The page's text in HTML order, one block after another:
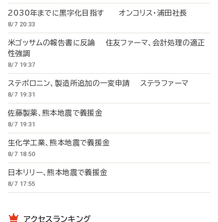
2030年までに黒字化目指す オンコリス・浦田社長
8/7 20:33
米ゴッサムの報告書に反論 住友ファーマ、会計処理の適正
性強調
8/7 19:37
ステボロニン、製造所追加の一変申請 ステラファーマ
8/7 19:31
佐藤製薬、熊本地震で義援金
8/7 19:31
生化学工業、熊本地震で義援金
8/7 18:50
日本リリー、熊本地震で義援金
8/7 17:55
アクセスランキング